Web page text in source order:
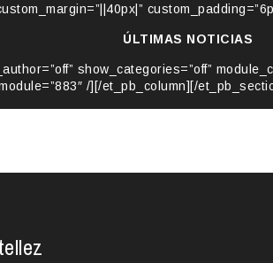
ÚLTIMAS NOTICIAS
show_categories=”off”
/][/et_pb_column][/